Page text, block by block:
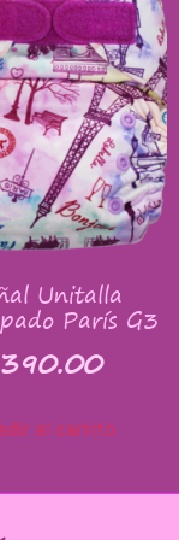
Unitalla
París G3
390.00
al carrito